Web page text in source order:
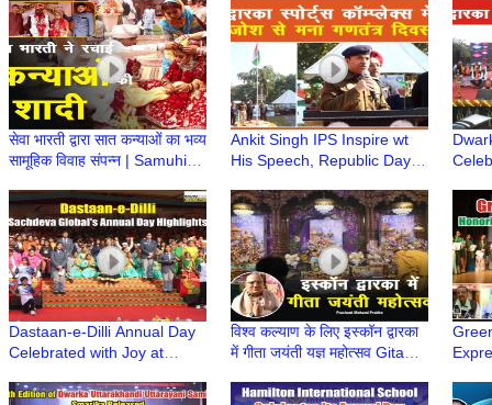
पूर्वक सम्पन्न हुआ
Jubilee
सेवा भारती द्वारा सात कन्याओं का भव्य
सामूहिक विवाह संपन्न | Samuhik
Ankit Singh IPS Inspire wt
His Speech, Republic Day
@ Dwarka Sports Complex
Dastaan-e-Dilli Annual Day
Celebrated with Joy at
Dwarka
विश्व कल्याण के लिए इस्कॉन द्वारका
में गीता जयंती यज्ञ महोत्सव Gita
Dwarka
with